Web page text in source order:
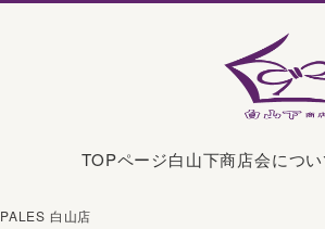
TOPページ白山下商店会につい
PALES 白山店